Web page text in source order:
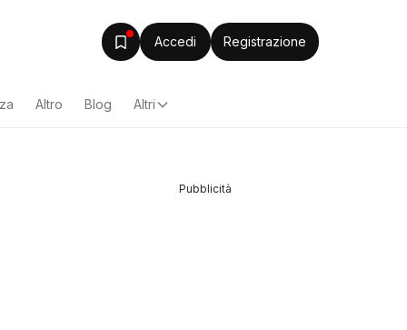
Accedi Registrazione
Altro Blog Altri
Pubblicità